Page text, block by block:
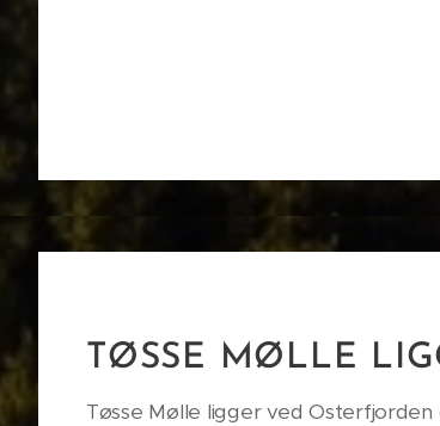
TØSSE MØLLE
Tøsse Mølle ligger ved